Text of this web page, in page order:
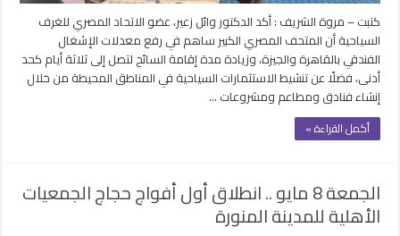
كتبت – مروة الشريف : أكد الدكتور وائل زعير، عضو الاتحاد المصري للغرف
السياحية أن المتحف المصري الكبير ساهم في رفع معدلات الإشغال
الفندقي بالقاهرة والجيزة، وزيادة مدة إقامة السائح لتصل إلى ثلاثة أيام كحد
أدنى، فضلًا عن تنشيط الاستثمارات السياحية في المناطق المحيطة من خلال
إنشاء فنادق ومطاعم ومشروعات …
أكمل القراءة »
الجمعة 8 مايو .. انطلاق أول أفواج حجاج الجمعيات
الأهلية للمدينة المنورة